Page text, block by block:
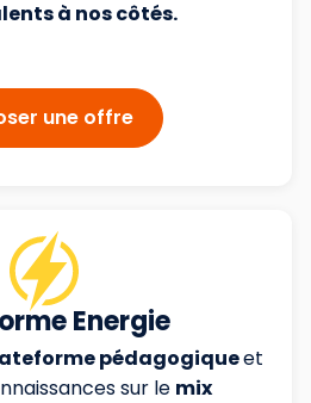
à nos côtés.
une offre
Energie
pédagogiqueet
sur le mix